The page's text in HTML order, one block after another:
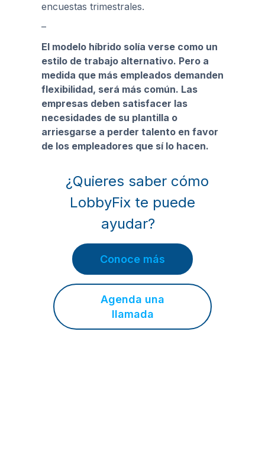
encuestas trimestrales.
–
El modelo híbrido solía verse como un
estilo de trabajo alternativo. Pero a
medida que más empleados demanden
flexibilidad, será más común. Las
empresas deben satisfacer las
necesidades de su plantilla o
arriesgarse a perder talento en favor
de los empleadores que sí lo hacen.
¿Quieres saber cómo
LobbyFix te puede
ayudar?
Conoce más
Agenda una
llamada